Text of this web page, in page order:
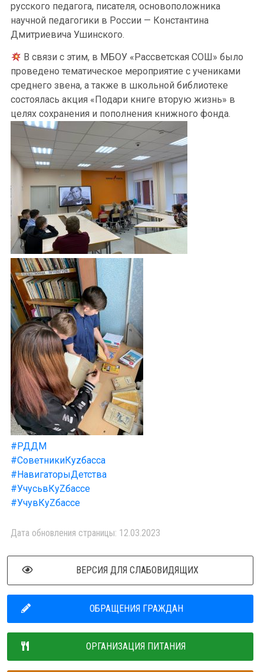
русского педагога, писателя, основоположника
научной педагогики в России — Константина
Дмитриевича Ушинского.
В связи с этим, в МБОУ «Рассветская СОШ» было
проведено тематическое мероприятие с учениками
среднего звена, а также в школьной библиотеке
состоялась акция «Подари книге вторую жизнь» в
целях сохранения и пополнения книжного фонда.
#РДДМ
#СоветникиКуzбасса
#НавигаторыДетства
#УчусьвКуZбассе
#УчувКуZбассе
Дата обновления страницы: 12.03.2023
ВЕРСИЯ ДЛЯ СЛАБОВИДЯЩИХ
ОБРАЩЕНИЯ ГРАЖДАН
ОРГАНИЗАЦИЯ ПИТАНИЯ